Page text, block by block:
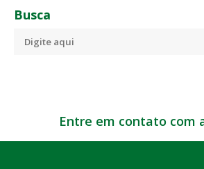
Busca
Entre em contato com